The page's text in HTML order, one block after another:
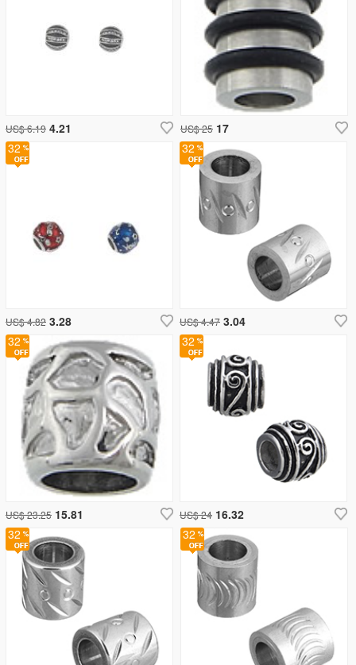
US$ 25 17
32
32
US$ 24 16.32
32
US$ 23.25 15.81
32
US$ 4.47 3.04
32
US$ 4.82 3.28
32
US$ 6.19 4.21